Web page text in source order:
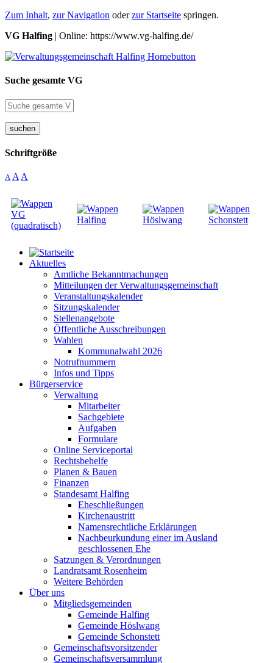
Zum Inhalt, zur Navigation oderzur Startseite springen.
VG Halfing | Online: https://www.vg-halfing.de/
Suche gesamte VG
suchen
Schriftgröße
A A A
Aktuelles
Amtliche Bekanntmachungen
Mitteilungen der Verwaltungsgemeinschaft
Veranstaltungskalender
Sitzungskalender
Stellenangebote
Öffentliche Ausschreibungen
Wahlen
Kommunalwahl 2026
Notrufnummern
Infos und Tipps
Bürgerservice
Verwaltung
Mitarbeiter
Sachgebiete
Aufgaben
Formulare
Online Serviceportal
Rechtsbehelfe
Planen & Bauen
Finanzen
Standesamt Halfing
Eheschließungen
Kirchenaustritt
Namensrechtliche Erklärungen
Nachbeurkundung einer im Ausland
geschlossenen Ehe
Satzungen & Verordnungen
Landratsamt Rosenheim
Weitere Behörden
Über uns
Mitgliedsgemeinden
Gemeinde Halfing
Gemeinde Höslwang
Gemeinde Schonstett
Gemeinschaftsvorsitzender
Gemeinschaftsversammlung